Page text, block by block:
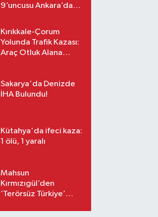
9’uncusu Ankara’da
Kırıkkale-Çorum
Yolunda Trafik Kazası:
Araç Otluk Alana
Sakarya'da Denizde
İHA Bulundu!
Kütahya'da ifeci kaza:
1 ölü, 1 yaralı
Mahsun
Kırmızıgül’den
‘Terörsüz Türkiye’